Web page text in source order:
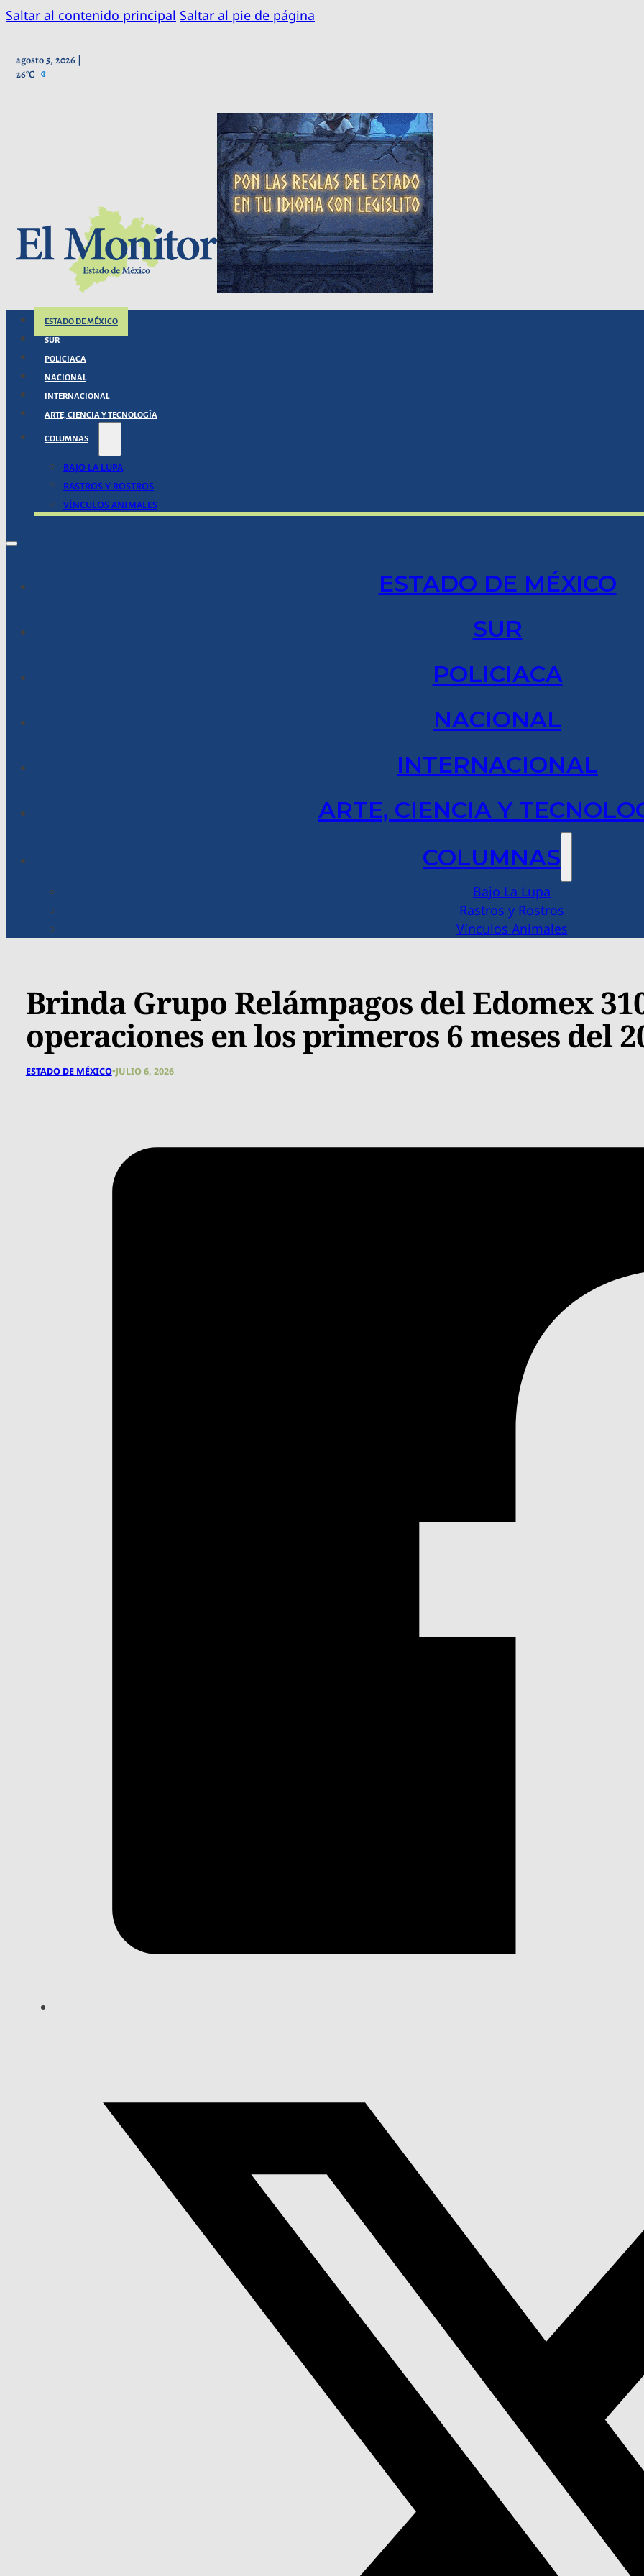
Saltar al contenido principal Saltar al pie de página
agosto 5, 2026 |
26°C
ESTADO DE MÉXICO
SUR
POLICIACA
NACIONAL
INTERNACIONAL
ARTE, CIENCIA Y TECNOLOGÍA
COLUMNAS
BAJO LA LUPA
RASTROS Y ROSTROS
VÍNCULOS ANIMALES
ESTADO DE MÉXICO
SUR
POLICIACA
NACIONAL
INTERNACIONAL
ARTE, CIENCIA Y
COLUMNAS
Bajo La Lupa
Rastros y Rostros
Vínculos Animales
Brinda Grupo Relámpagos del Edomex
operaciones en los primeros 6 meses del
ESTADO DE MÉXICO•JULIO 6, 2026